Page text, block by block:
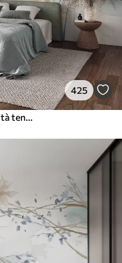
425